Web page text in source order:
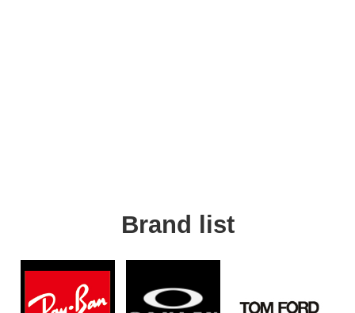
Brand list